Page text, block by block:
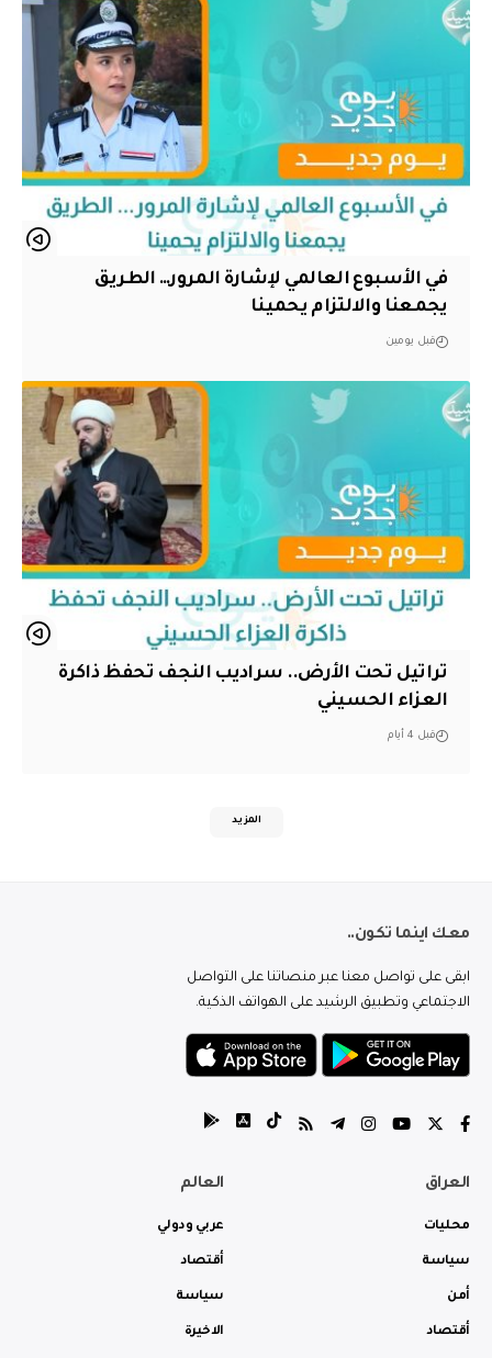
في الأسبوع العالمي لإشارة المرور… الطريق
يجمعنا والالتزام يحمينا
قبل يومين
تراتيل تحت الأرض.. سراديب النجف تحفظ ذاكرة
العزاء الحسيني
قبل 4 أيام
المزيد
معك اينما تكون..
ابقى على تواصل معنا عبر منصاتنا على التواصل
الاجتماعي وتطبيق الرشيد على الهواتف الذكية.
العراق
محليات
سياسة
أمن
أقتصاد
العالم
عربي ودولي
أقتصاد
سياسة
الاخيرة